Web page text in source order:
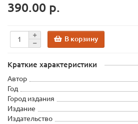
390.00 р.
В корзину
Краткие характеристики
Автор
Год
Город издания
Издание
Издательство